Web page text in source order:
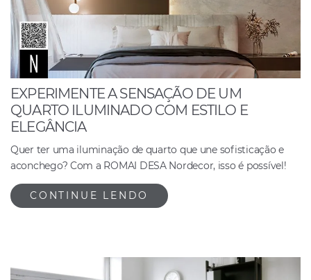
EXPERIMENTE A SENSAÇÃO DE UM
QUARTO ILUMINADO COM ESTILO E
ELEGÂNCIA
Quer ter uma iluminação de quarto que une sofisticação e
aconchego? Com a ROMAI DESA Nordecor, isso é possível!
CONTINUE LENDO